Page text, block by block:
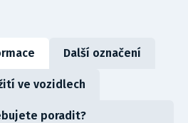
Další označení
ve vozidlech
poradit?